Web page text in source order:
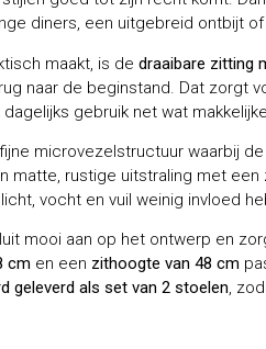
diners, een uitgebreid ontbijt
maakt, is de draaibare zitting
naar de beginstand. Dat zorgt
gebruik net wat
microvezelstructuur waarbij
matte, rustige uitstraling met
vocht en vuil weinig invloed
mooi aan op het ontwerp en
cm en een zithoogte van 48 cm
geleverd als set van 2 stoelen,